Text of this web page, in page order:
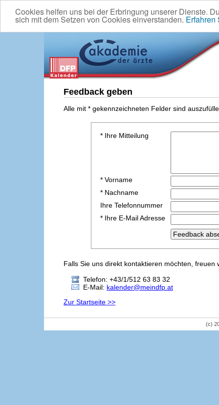
Cookies helfen uns bei der Erbringung unserer Dienste.
sich mit dem Setzen von Cookies einverstanden. Erfahren
Feedback geben
Alle mit * gekennzeichneten Felder sind
* Ihre Mitteilung
* Vorname
* Nachname
Ihre Telefonnummer
* Ihre E-Mail Adresse
Falls Sie uns direkt kontaktieren möchten,
Telefon: +43/1/512 63 83 32
E-Mail: kalender@meindfp.at
Zur Startseite >>
(c)